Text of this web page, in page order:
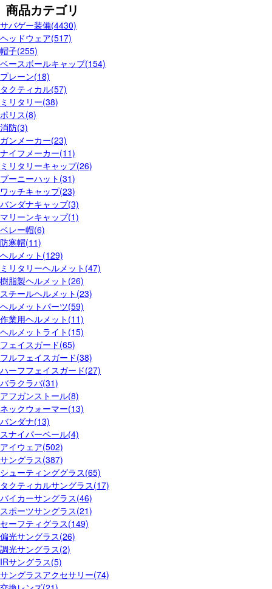
商品カテゴリ
サバゲー装備(4430)
ヘッドウェア(517)
帽子(255)
ベースボールキャップ(154)
プレーン(18)
タクティカル(57)
ミリタリー(38)
ポリス(8)
消防(3)
ガンメーカー(23)
ナイフメーカー(11)
ミリタリーキャップ(26)
ブーニーハット(31)
ワッチキャップ(23)
バンダナキャップ(3)
マリーンキャップ(1)
ベレー帽(6)
防寒帽(11)
ヘルメット(129)
ミリタリーヘルメット(47)
樹脂製ヘルメット(26)
スチールヘルメット(23)
ヘルメットパーツ(59)
作業用ヘルメット(11)
ヘルメットライト(15)
フェイスガード(65)
フルフェイスガード(38)
ハーフフェイスガード(27)
バラクラバ(31)
アフガンストール(8)
ネックウォーマー(13)
バンダナ(13)
スナイパーベール(4)
アイウェア(502)
サングラス(387)
シューティンググラス(65)
タクティカルサングラス(17)
バイカーサングラス(46)
スポーツサングラス(21)
セーフティグラス(149)
偏光サングラス(26)
調光サングラス(2)
IRサングラス(5)
サングラスアクセサリー(74)